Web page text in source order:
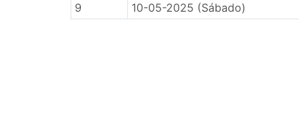
9
10-05-2025 (Sábado)